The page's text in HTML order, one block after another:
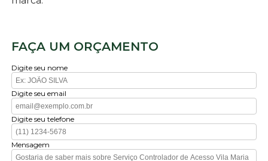
FAÇA UM ORÇAMENTO
Digite seu nome
Digite seu email
Digite seu telefone
Mensagem